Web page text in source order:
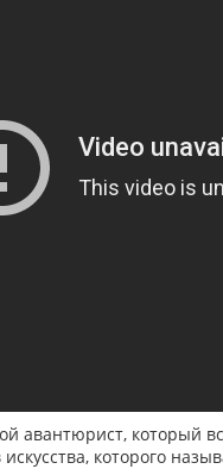
авантюрист, который
которого